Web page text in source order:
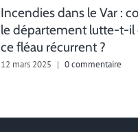
Incendies dans le Var :
le département lutte-t-il
ce fléau récurrent ?
12 mars 2025 | 0 commentaire